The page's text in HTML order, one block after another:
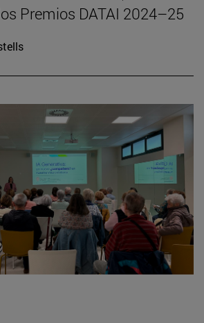
Premios DATAI 2024–25